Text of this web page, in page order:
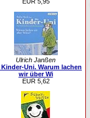
Ulrich Janßen
Kinder-Uni. Warum lachen
wir über Wi
EUR 5,62